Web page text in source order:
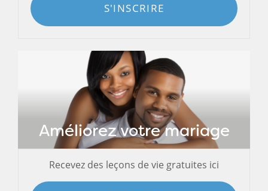
S'INSCRIRE
Améliorez votre mariage
Recevez des leçons de vie gratuites ici